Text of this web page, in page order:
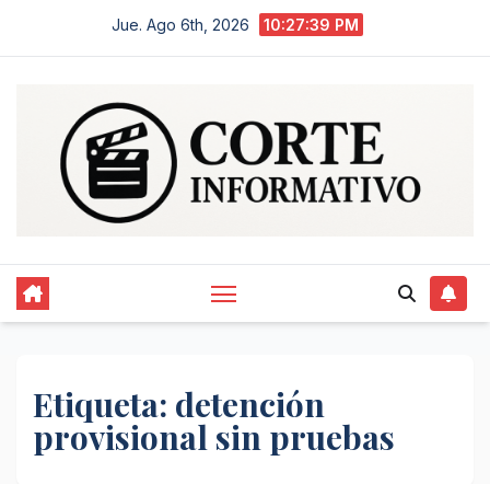
Jue. Ago 6th, 2026 10:27:39 PM
Etiqueta: detención
provisional sin pruebas